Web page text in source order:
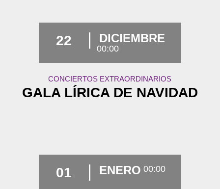
22 DICIEMBRE
00:00
CONCIERTOS EXTRAORDINARIOS
GALA LÍRICA DE NAVIDAD
01 ENERO 00:00